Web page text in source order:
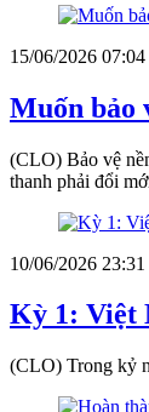
15/06/2026 07:04
Muốn bảo
(CLO) Bảo vệ
thanh phải đổi
10/06/2026 23:31
Kỳ 1: Việt
(CLO) Trong kỷ